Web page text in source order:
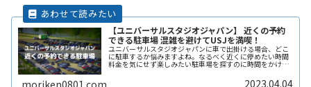
【ユニバーサルスタジオジャパン】 近くの予約
できる駐車場 混雑を避けてUSJを満喫！
ユニバーサルスタジオジャパンに車で出掛ける場合、どこ
に駐車するか悩みますよね。なるべく近くに停めたい時間
料金を気にせず楽しみたい駐車場を探すのに時間をかけた
に帰りたいここでは、ユニバーサルReadMore...2023.04.04